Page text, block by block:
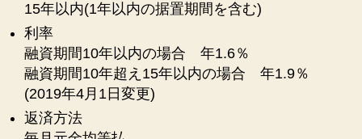
15年以内(1年以内の据置期間を含む)
利率
融資期間10年以内の場合 年1.6％
融資期間10年超え15年以内の場合 年1.9％
(2019年4月1日変更)
返済方法